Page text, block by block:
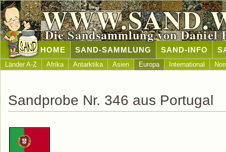
Die Sandsammlung von Daniel
HOME SAND-SAMMLUNG SAND-INFO
Länder A-Z Afrika Antarktika Asien Europa International
Sandprobe Nr. 346 aus Portugal